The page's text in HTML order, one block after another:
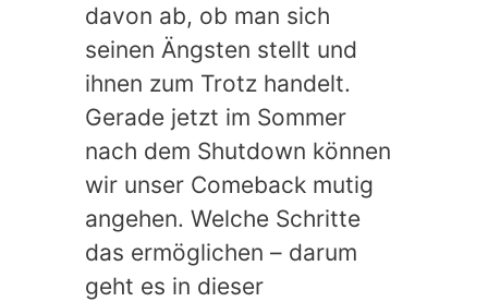
davon ab, ob man sich
seinen Ängsten stellt und
ihnen zum Trotz handelt.
Gerade jetzt im Sommer
nach dem Shutdown können
wir unser Comeback mutig
angehen. Welche Schritte
das ermöglichen – darum
geht es in dieser